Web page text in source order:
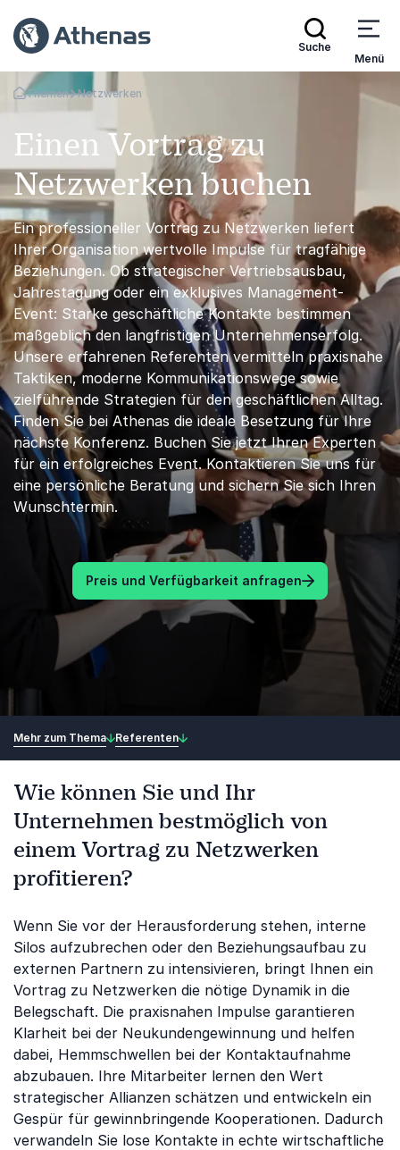
Suche
Menü
Zurück zur Startseite
Themen Netzwerken
Einen Vortrag zu
Netzwerken buchen
Ein professioneller Vortrag zu Netzwerken liefert
Ihrer Organisation wertvolle Impulse für tragfähige
Beziehungen. Ob strategischer Vertriebsausbau,
Jahrestagung oder ein exklusives Management-
Event: Starke geschäftliche Kontakte bestimmen
maßgeblich den langfristigen Unternehmenserfolg.
Unsere erfahrenen Referenten vermitteln praxisnahe
Taktiken, moderne Kommunikationswege sowie
zielführende Strategien für den geschäftlichen Alltag.
Finden Sie bei Athenas die ideale Besetzung für Ihre
nächste Konferenz. Buchen Sie jetzt Ihren Experten
für ein erfolgreiches Event. Kontaktieren Sie uns für
eine persönliche Beratung und sichern Sie sich Ihren
Wunschtermin.
Preis und Verfügbarkeit anfragen
Mehr zum Thema Referenten
Wie können Sie und Ihr
Unternehmen bestmöglich von
einem Vortrag zu Netzwerken
profitieren?
Wenn Sie vor der Herausforderung stehen, interne
Silos aufzubrechen oder den Beziehungsaufbau zu
externen Partnern zu intensivieren, bringt Ihnen ein
Vortrag zu Netzwerken die nötige Dynamik in die
Belegschaft. Die praxisnahen Impulse garantieren
Klarheit bei der Neukundengewinnung und helfen
dabei, Hemmschwellen bei der Kontaktaufnahme
abzubauen. Ihre Mitarbeiter lernen den Wert
strategischer Allianzen schätzen und entwickeln ein
Gespür für gewinnbringende Kooperationen. Dadurch
verwandeln Sie lose Kontakte in echte wirtschaftliche